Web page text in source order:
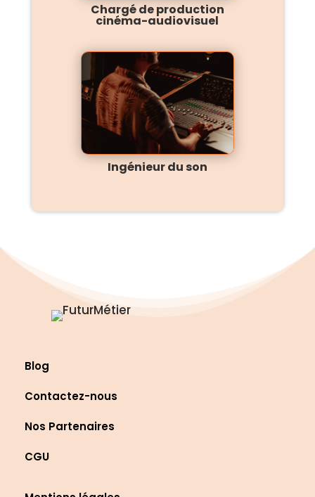
Chargé de production
cinéma-audiovisuel
Ingénieur du son
Blog
Contactez-nous
Nos Partenaires
CGU